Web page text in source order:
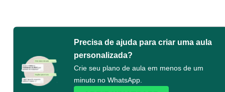
Precisa de ajuda para criar uma aula
personalizada?
Crie seu plano de aula em menos de um
minuto no WhatsApp.